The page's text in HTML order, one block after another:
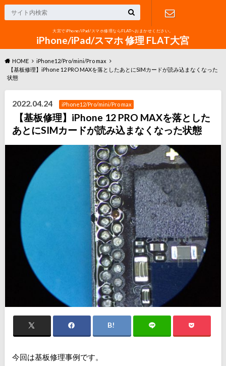
大宮でiPhone/iPad/スマホ修理ならFLATへおまかせください。
iPhone/iPad/スマホ 修理 FLAT大宮
お問い合わ
HOME
iPhone12/Pro/mini/Pro max
【基板修理】iPhone 12 PRO MAXを落としたあとにSIMカードが読み込まなくなった
状態
2022.04.24 iPhone12/Pro/mini/Pro max
【基板修理】iPhone 12 PRO MAXを落とした
あとにSIMカードが読み込まなくなった状態
今回は基板修理事例です。